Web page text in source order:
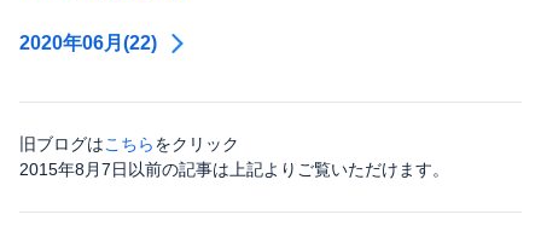
2020年06月(22)
旧ブログはこちらをクリック
2015年8月7日以前の記事は上記よりご覧いただけます。